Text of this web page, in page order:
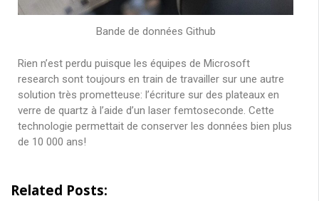
Bande de données Github
Rien n’est perdu puisque les équipes de Microsoft
research sont toujours en train de travailler sur une autre
solution très prometteuse: l’écriture sur des plateaux en
verre de quartz à l’aide d’un laser femtoseconde. Cette
technologie permettait de conserver les données bien plus
de 10 000 ans!
Related Posts: